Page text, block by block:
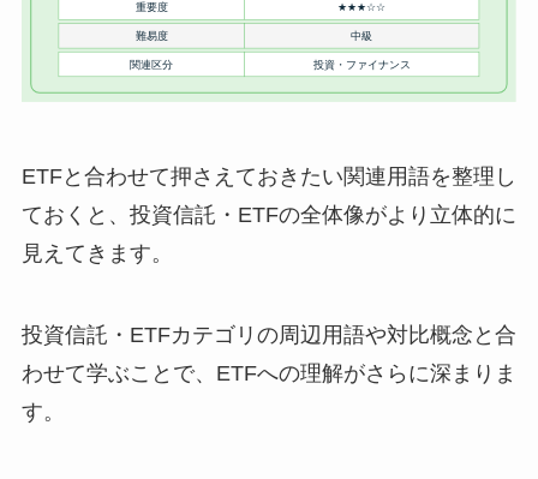
ETFと合わせて押さえておきたい関連用語を整理し
ておくと、投資信託・ETFの全体像がより立体的に
見えてきます。
投資信託・ETFカテゴリの周辺用語や対比概念と合
わせて学ぶことで、ETFへの理解がさらに深まりま
す。